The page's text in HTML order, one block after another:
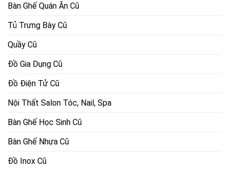
Bàn Ghế Quán Ăn Cũ
Tủ Trưng Bày Cũ
Quầy Cũ
Đồ Gia Dụng Cũ
Đồ Điện Tử Cũ
Nội Thất Salon Tóc, Nail, Spa
Bàn Ghế Học Sinh Cũ
Bàn Ghế Nhựa Cũ
Đồ Inox Cũ